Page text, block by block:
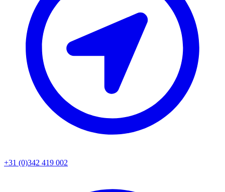
+31 (0)342 419 002